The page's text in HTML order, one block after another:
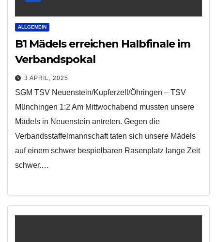
ALLGEMEIN
B1 Mädels erreichen Halbfinale im
Verbandspokal
3 APRIL, 2025
SGM TSV Neuenstein/Kupferzell/Öhringen – TSV
Münchingen 1:2 Am Mittwochabend mussten unsere
Mädels in Neuenstein antreten. Gegen die
Verbandsstaffelmannschaft taten sich unsere Mädels
auf einem schwer bespielbaren Rasenplatz lange Zeit
schwer.…